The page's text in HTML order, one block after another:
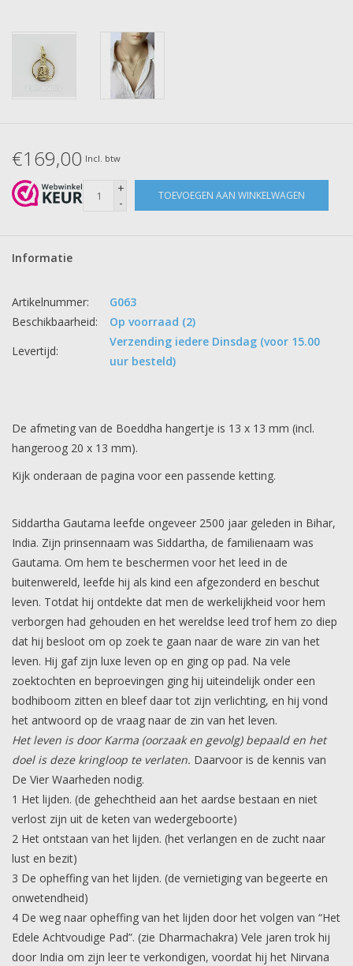
€169,00 Incl. btw
+
-
TOEVOEGEN AAN WINKELWAGEN
Informatie
Artikelnummer:
G063
Beschikbaarheid:
Op voorraad (2)
Levertijd:
Verzending iedere Dinsdag (voor 15.00
uur besteld)
De afmeting van de Boeddha hangertje is 13 x 13 mm (incl.
hangeroog 20 x 13 mm).
Kijk onderaan de pagina voor een passende ketting.
Siddartha Gautama leefde ongeveer 2500 jaar geleden in Bihar,
India. Zijn prinsennaam was Siddartha, de familienaam was
Gautama. Om hem te beschermen voor het leed in de
buitenwereld, leefde hij als kind een afgezonderd en beschut
leven. Totdat hij ontdekte dat men de werkelijkheid voor hem
verborgen had gehouden en het wereldse leed trof hem zo diep
dat hij besloot om op zoek te gaan naar de ware zin van het
leven. Hij gaf zijn luxe leven op en ging op pad. Na vele
zoektochten en beproevingen ging hij uiteindelijk onder een
bodhiboom zitten en bleef daar tot zijn verlichting, en hij vond
het antwoord op de vraag naar de zin van het leven.
Het leven is door Karma (oorzaak en gevolg) bepaald en het
doel is deze kringloop te verlaten. Daarvoor is de kennis van
De Vier Waarheden nodig.
1 Het lijden. (de gehechtheid aan het aardse bestaan en niet
verlost zijn uit de keten van wedergeboorte)
2 Het ontstaan van het lijden. (het verlangen en de zucht naar
lust en bezit)
3 De opheffing van het lijden. (de vernietiging van begeerte en
onwetendheid)
4 De weg naar opheffing van het lijden door het volgen van “Het
Edele Achtvoudige Pad”. (zie Dharmachakra) Vele jaren trok hij
door India om zijn leer te verkondigen, voordat hij het Nirvana